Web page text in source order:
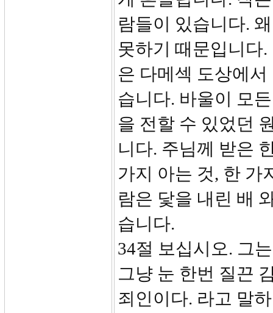
람들이 있습니다.
못하기 때문입니다
은 다메섹 도상에
습니다. 바울이 모
을 전할 수 있었던
니다. 주님께 받은
가지 아는 것, 한 가
람은 닻을 내린 배
습니다.
34절 보십시오. 그
그냥 눈 한번 질끈
죄인이다. 라고 말